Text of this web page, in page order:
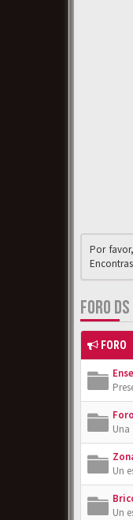
Por
FORO
FORO
Un
Un